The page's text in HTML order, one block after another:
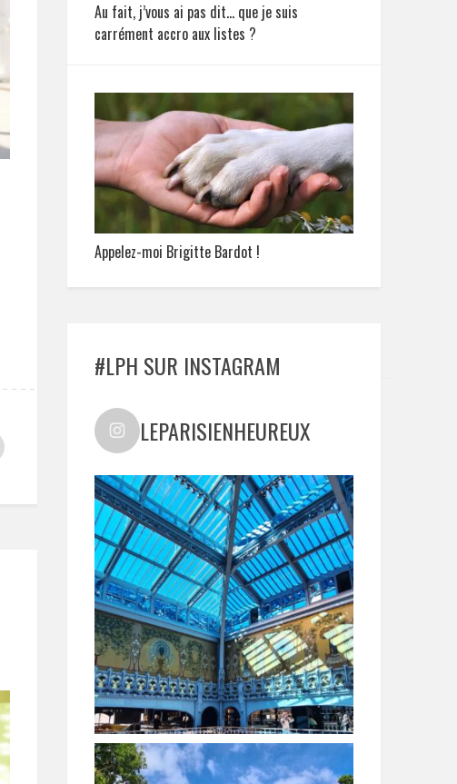
Au fait, j’vous ai pas dit… que je suis
carrément accro aux listes ?
Appelez-moi Brigitte Bardot !
#LPH SUR INSTAGRAM
LEPARISIENHEUREUX